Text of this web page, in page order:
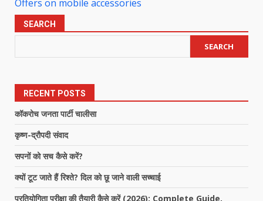
Offers on mobile accessories
SEARCH
SEARCH
RECENT POSTS
कॉकरोच जनता पार्टी चालीसा
कृष्ण-द्रौपदी संवाद
सपनों को सच कैसे करें?
क्यों टूट जाते हैं रिश्ते? दिल को छू जाने वाली सच्चाई
प्रतियोगिता परीक्षा की तैयारी कैसे करें (2026): Complete Guide,